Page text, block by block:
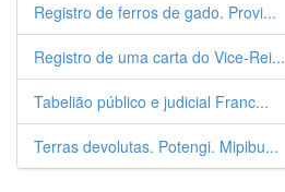
Registro de ferros de gado. Provi...
Registro de uma carta do Vice-Rei...
Tabelião público e judicial Franc...
Terras devolutas. Potengi. Mipibu...